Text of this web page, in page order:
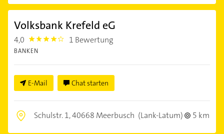
Volksbank Krefeld eG
4,0 4.0 1 Bewertung
BANKEN
E-Mail Chat starten
Schulstr. 1,40668 Meerbusch (Lank-Latum) 5 km